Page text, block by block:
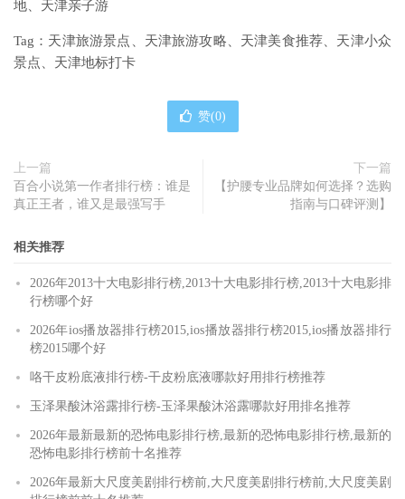
地、天津亲子游
Tag：天津旅游景点、天津旅游攻略、天津美食推荐、天津小众
景点、天津地标打卡
赞(0)
上一篇
百合小说第一作者排行榜：谁是
真正王者，谁又是最强写手
下一篇
【护腰专业品牌如何选择？选购
指南与口碑评测】
相关推荐
2026年2013十大电影排行榜,2013十大电影排行榜,2013十大电影排
行榜哪个好
2026年ios播放器排行榜2015,ios播放器排行榜2015,ios播放器排行
榜2015哪个好
咯干皮粉底液排行榜-干皮粉底液哪款好用排行榜推荐
玉泽果酸沐浴露排行榜-玉泽果酸沐浴露哪款好用排名推荐
2026年最新最新的恐怖电影排行榜,最新的恐怖电影排行榜,最新的
恐怖电影排行榜前十名推荐
2026年最新大尺度美剧排行榜前,大尺度美剧排行榜前,大尺度美剧